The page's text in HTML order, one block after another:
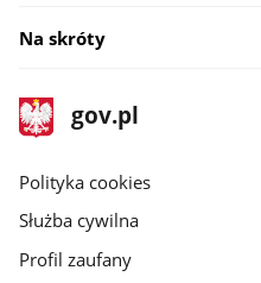
Na skróty
stopka
gov.pl
Strona
gov.pl
gov.pl
Polityka cookies
Służba cywilna
Profil zaufany